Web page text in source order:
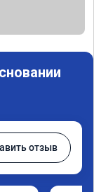
отзыв